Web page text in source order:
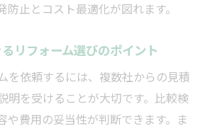
防止とコスト最適化が図れます。
リフォーム選びのポイント
を依頼するには、複数社からの見積
明を受けることが大切です。比較検
や費用の妥当性が判断できます。ま